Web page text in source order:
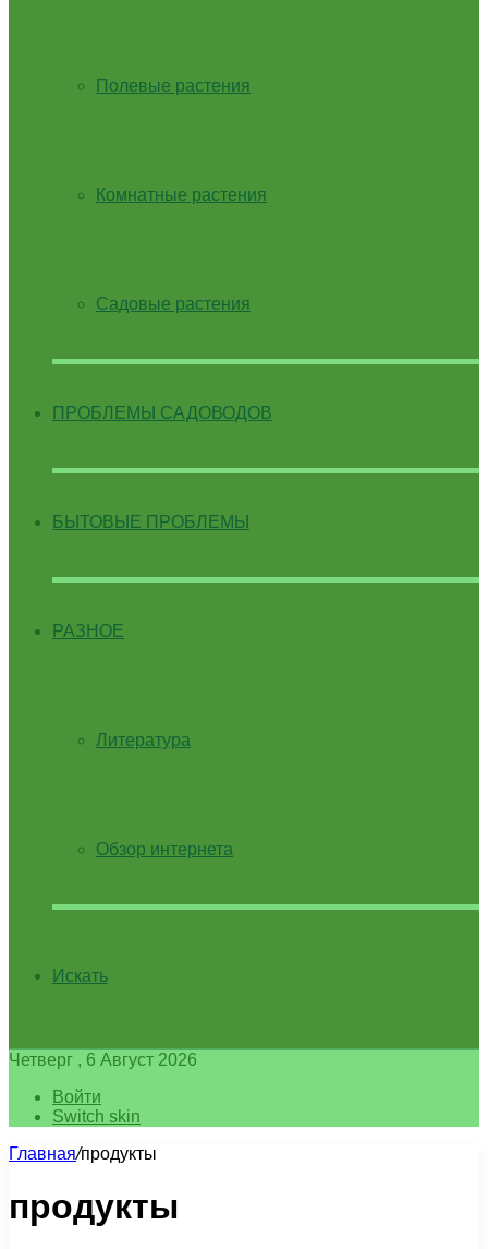
Полевые растения
Комнатные растения
Садовые растения
ПРОБЛЕМЫ САДОВОДОВ
БЫТОВЫЕ ПРОБЛЕМЫ
РАЗНОЕ
Литература
Обзор интернета
Искать
Четверг , 6 Август 2026
Войти
Switch skin
Главная/продукты
продукты